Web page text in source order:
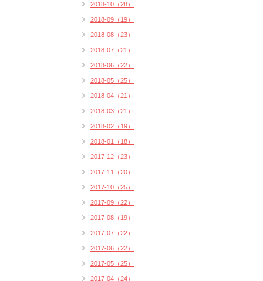
2018-10（28）
2018-09（19）
2018-08（23）
2018-07（21）
2018-06（22）
2018-05（25）
2018-04（21）
2018-03（21）
2018-02（19）
2018-01（18）
2017-12（23）
2017-11（20）
2017-10（25）
2017-09（22）
2017-08（19）
2017-07（22）
2017-06（22）
2017-05（25）
2017-04（24）